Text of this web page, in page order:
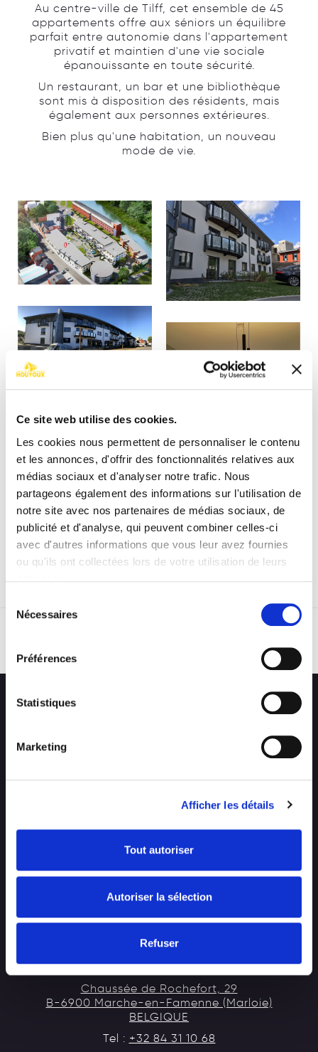
Ce site web utilise des cookies.
Les cookies nous permettent de personnaliser le contenu
et les annonces, d'offrir des fonctionnalités relatives aux
médias sociaux et d'analyser notre trafic. Nous
partageons également des informations sur l'utilisation de
notre site avec nos partenaires de médias sociaux, de
publicité et d'analyse, qui peuvent combiner celles-ci
avec d'autres informations que vous leur avez fournies
ou qu'ils ont collectées lors de votre utilisation de leurs
Nécessaires
Préférences
Statistiques
Marketing
Afficher les détails
Tout autoriser
Autoriser la sélection
Refuser
Au centre-ville de Tilff, cet ensemble de 45
appartements offre aux séniors un équilibre
parfait entre autonomie dans l'appartement
privatif et maintien d'une vie sociale
épanouissante en toute sécurité.
Un restaurant, un bar et une bibliothèque
sont mis à disposition des résidents, mais
également aux personnes extérieures.
Bien plus qu'une habitation, un nouveau
mode de vie.
EMPLOI
Chaussée de Rochefort, 29
B-6900 Marche-en-Famenne (Marloie)
BELGIQUE
Tel : +32 84 31 10 68